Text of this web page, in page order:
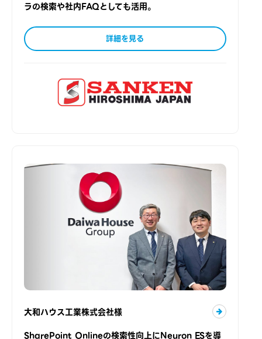
ラの検索や社内FAQとしても活用。
詳細を見る
大和ハウス工業株式会社様
SharePoint Onlineの検索性向上にNeuron ESを導